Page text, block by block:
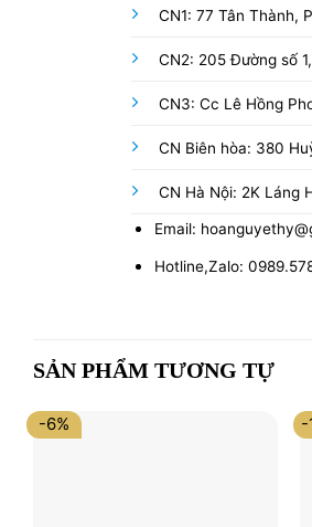
CN1: 77 Tân Thành,
CN2: 205 Đường số
CN3: Cc Lê Hồng
CN Biên hòa: 380
CN Hà Nội: 2K Láng
Email:
Hotline,Zalo:
SẢN PHẨM TƯƠNG TỰ
-6% -